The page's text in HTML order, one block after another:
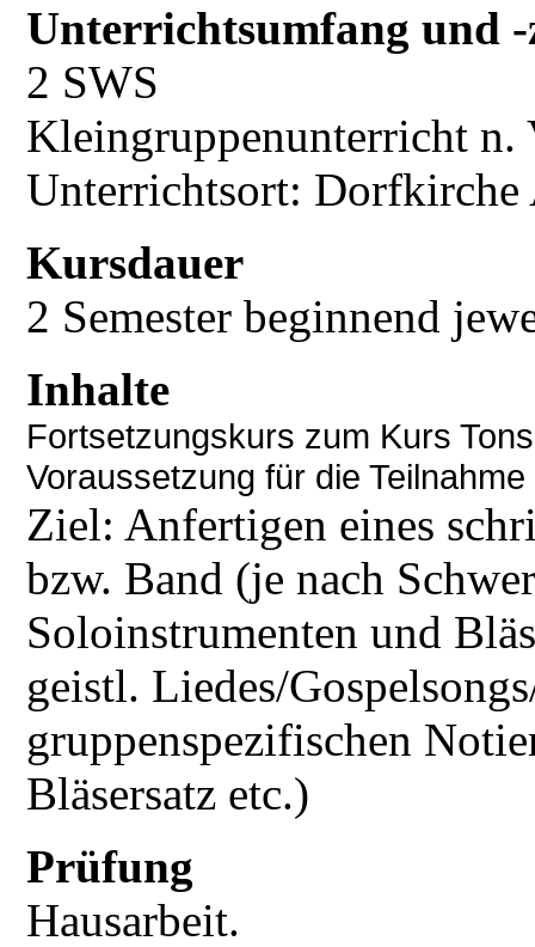
Unterrichtsumfang und
2 SWS
Kleingruppenunterricht n.
Unterrichtsort:
Kursdauer
2 Semester beginnend
Inhalte
Fortsetzungskurs zum Kurs
Voraussetzung für die
Ziel: Anfertigen eines
bzw. Band (je nach
Soloinstrumenten und
geistl. Liedes/
gruppenspezifischen
Bläsersatz etc.)
Prüfung
Hausarbeit.